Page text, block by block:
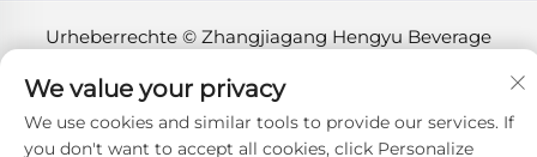
Urheberrechte © Zhangjiagang Hengyu Beverage
Datenschutzrichtlinie
We value your privacy
We use cookies and similar tools to provide our services. If
you don't want to accept all cookies, click Personalize